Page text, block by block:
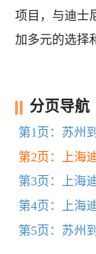
项目，与迪士
加多元的选择
分页导航
第1页：苏州
+交通）
第2页：上海
第3页：上海
第4页：上海
第5页：苏州